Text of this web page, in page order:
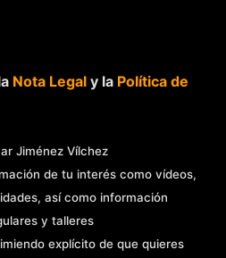
Nota Legaly la Política de
Jiménez Vílchez
de tu interés como vídeos,
así como información
y talleres
explícito de que quieres